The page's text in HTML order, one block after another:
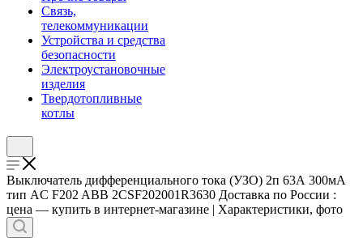
Связь,
телекоммуникации
Устройства и средства
безопасности
Электроустановочные
изделия
Твердотопливные
котлы
Выключатель дифференциального тока (УЗО) 2п 63А 300мА
тип AC F202 ABB 2CSF202001R3630 Доставка по России :
цена — купить в интернет-магазине | Характеристики, фото